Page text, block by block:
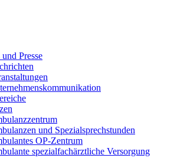
Presse
und Spezialsprechstunden
OP-Zentrum
spezialfachärztliche Versorgung